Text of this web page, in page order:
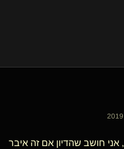
אני חושב שהדיון אם זה איבר